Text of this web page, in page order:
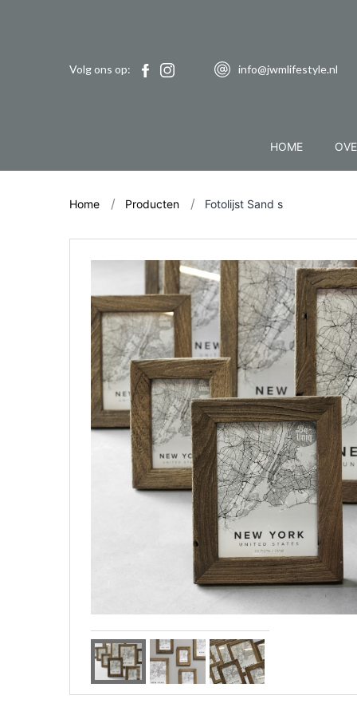
Volg ons op: info@jwmlifestyle.nl
HOME
Home Producten Fotolijst Sand s